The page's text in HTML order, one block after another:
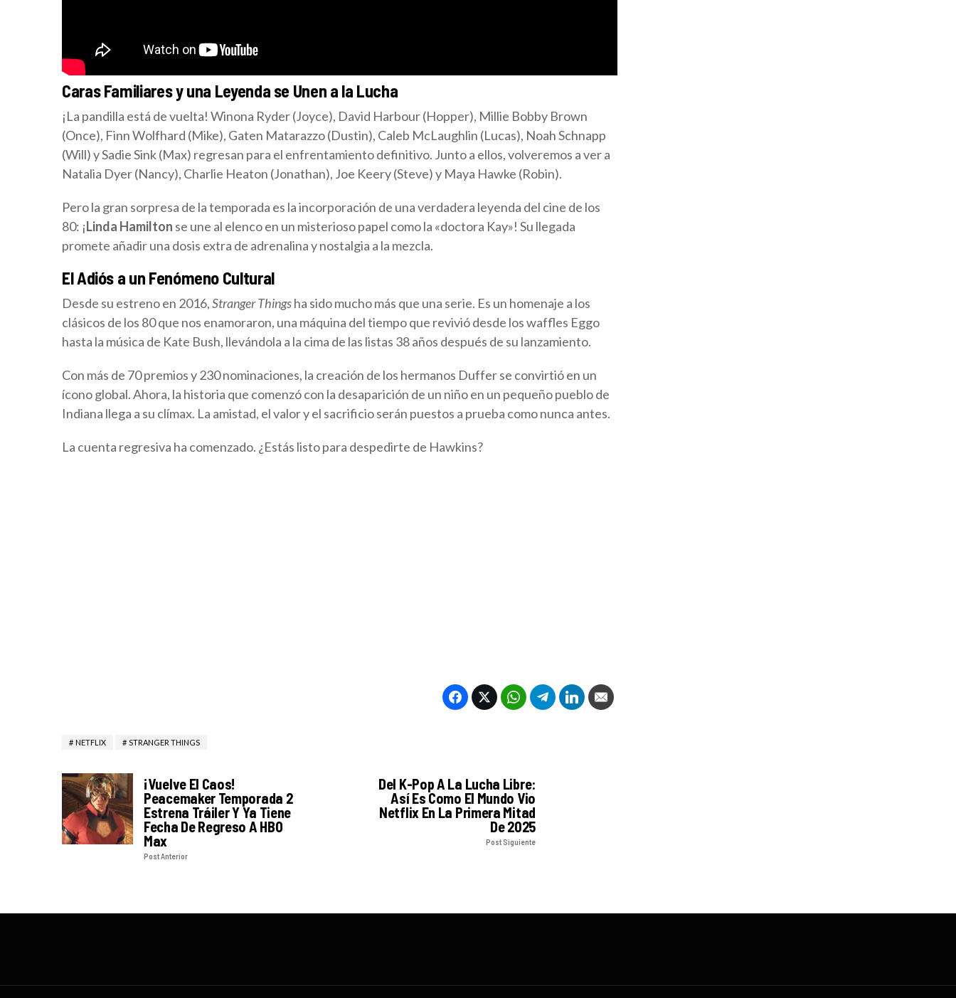
Caras Familiares y una Leyenda se Unen a la Lucha
¡La pandilla está de vuelta! Winona Ryder (Joyce), David Harbour (Hopper), Millie Bobby Brown
(Once), Finn Wolfhard (Mike), Gaten Matarazzo (Dustin), Caleb McLaughlin (Lucas), Noah Schnapp
(Will) y Sadie Sink (Max) regresan para el enfrentamiento definitivo. Junto a ellos, volveremos a ver a
Natalia Dyer (Nancy), Charlie Heaton (Jonathan), Joe Keery (Steve) y Maya Hawke (Robin).
Pero la gran sorpresa de la temporada es la incorporación de una verdadera leyenda del cine de los
80: ¡Linda Hamilton se une al elenco en un misterioso papel como la «doctora Kay»! Su llegada
promete añadir una dosis extra de adrenalina y nostalgia a la mezcla.
El Adiós a un Fenómeno Cultural
Desde su estreno en 2016,Stranger Thingsha sido mucho más que una serie. Es un homenaje a los
clásicos de los 80 que nos enamoraron, una máquina del tiempo que revivió desde los waffles Eggo
hasta la música de Kate Bush, llevándola a la cima de las listas 38 años después de su lanzamiento.
Con más de 70 premios y 230 nominaciones, la creación de los hermanos Duffer se convirtió en un
ícono global. Ahora, la historia que comenzó con la desaparición de un niño en un pequeño pueblo de
Indiana llega a su clímax. La amistad, el valor y el sacrificio serán puestos a prueba como nunca antes.
La cuenta regresiva ha comenzado. ¿Estás listo para despedirte de Hawkins?
NETFLIX STRANGER THINGS
¡Vuelve El Caos!
Peacemaker Temporada 2
Estrena Tráiler Y Ya Tiene
Fecha De Regreso A HBO
Max
Post Anterior
Del K-Pop A La Lucha Libre:
Así Es Como El Mundo Vio
Netflix En La Primera Mitad
De 2025
Post Siguiente